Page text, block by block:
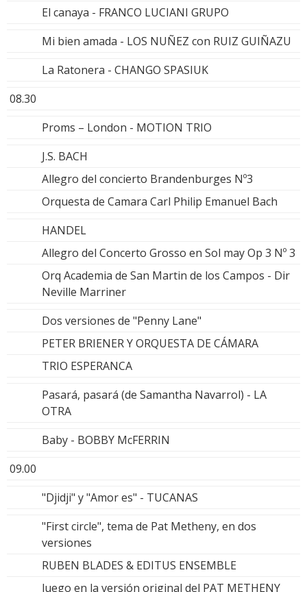
El canaya - FRANCO LUCIANI GRUPO
Mi bien amada - LOS NUÑEZ con RUIZ GUIÑAZU
La Ratonera - CHANGO SPASIUK
08.30
Proms – London - MOTION TRIO
J.S. BACH
Allegro del concierto Brandenburges Nº3
Orquesta de Camara Carl Philip Emanuel Bach
HANDEL
Allegro del Concerto Grosso en Sol may Op 3 Nº 3
Orq Academia de San Martin de los Campos - Dir
Neville Marriner
Dos versiones de "Penny Lane"
PETER BRIENER Y ORQUESTA DE CÁMARA
TRIO ESPERANCA
Pasará, pasará (de Samantha Navarrol) - LA
OTRA
Baby - BOBBY McFERRIN
09.00
"Djidji" y "Amor es" - TUCANAS
"First circle", tema de Pat Metheny, en dos
versiones
RUBEN BLADES & EDITUS ENSEMBLE
luego en la versión original del PAT METHENY